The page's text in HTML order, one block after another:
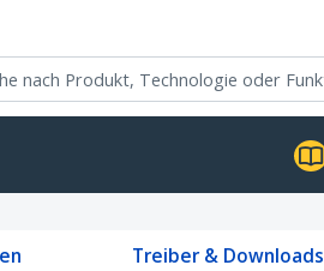
Treiber & Downloads